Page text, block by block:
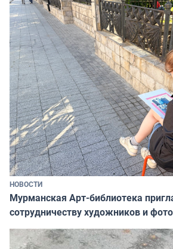
НОВОСТИ
Мурманская Арт-библиотека
сотрудничеству художников и